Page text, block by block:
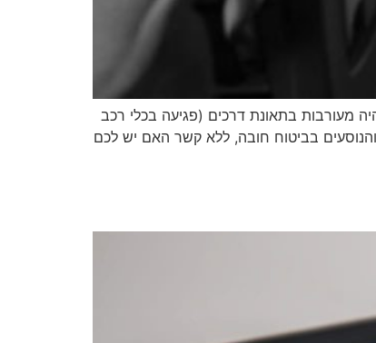
מעורבות בתאונת דרכים (פגיעה בכלי רכב
בביטוח חובה, ללא קשר האם יש לכם